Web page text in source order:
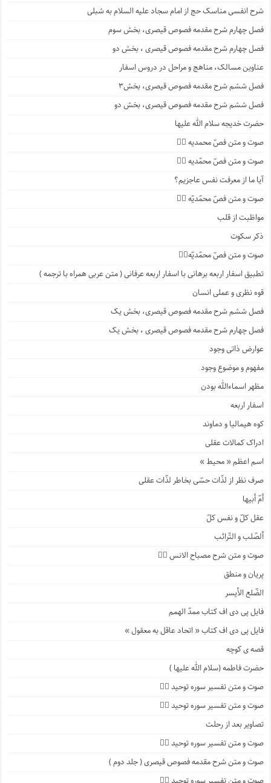
شرح انفسی مناسک حج از امام سجاد علیه السلام به شبلی
فصل چهارم شرح مقدمه فصوص قیصری، بخش سوم
فصل چهارم شرح مقدمه فصوص قیصری ، بخش دو
عناوین مسالک، مناهج و مراحل در دروس اسفار
فصل ششم شرح مقدمه فصوص قیصری، بخش۳
فصل ششم شرح مقدمه فصوص قیصری، بخش دو
حضرت خدیجه سلام الله علیها
صوت و متن فصّ محمدیه ۴️⃣
صوت و متن فصّ محمّدیه ۳️⃣
آیا ما از معرفت نفس عاجزیم؟
صوت و متن فصّ محمّدیّه ۲️⃣
مواظبت از قلب
ذکر سکوت
صوت و متن فصّ محمّدیّه۱️⃣
تطبیق اسفار اربعه برهانی با اسفار اربعه عرفانی ( متن عربی همراه با ترجمه )
قوه نظری و عملی انسان
فصل ششم شرح مقدمه فصوص قیصری، بخش یک
فصل چهارم شرح مقدمه فصوص قیصری ، بخش یک
عوارض ذاتی وجود
مفهوم و موضوع وجود
مظهر اسماءالله بودن
اسفار اربعه
کوه هیمالیا و دماوند
ادراک کمالات عقلی
اسم اعظم « محیط »
صرف نظر از لذّات حسّی بخاطر لذّات عقلی
أمّ أبیها
عقل کلّ و نفس کلّ
ألصّلب و التّرائب
صوت و متن شرح مصباح الانس ۹️⃣
پریان و منطق
الضّلع الأیسر
فایل پی دی اف کتاب ممدّ الهمم
فایل پی دی اف کتاب « اتحاد عاقل به معقول »
قصه ی کوچه
حضرت فاطمه (سلام الله علیها )
صوت و متن تفسیر سوره توحید ۴️⃣
صوت و متن تفسیر سوره توحید ۳️⃣
تصاویر بعد از رحلت
صوت و متن تفسیر سوره توحید ۲️⃣
صوت و متن شرح مقدمه فصوص قیصری ( جلد دوم )